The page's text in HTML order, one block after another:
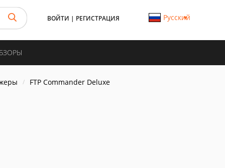
ВОЙТИ | РЕГИСТРАЦИЯ Русский
FTP Commander Deluxe